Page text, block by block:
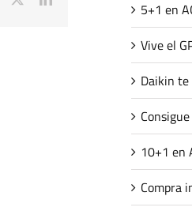
5+1 en
Vive el
Daikin
10+1 en
Compra